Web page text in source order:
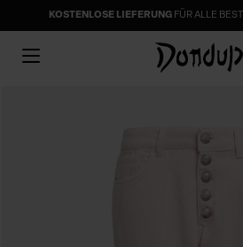
KOSTENLOSE LIEFERUNGFÜR ALLE